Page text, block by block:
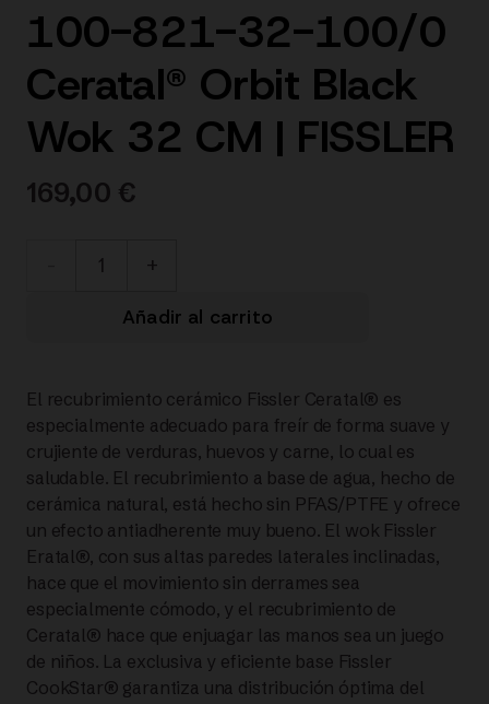
100-821-32-100/0
Ceratal® Orbit Black
Wok 32 CM | FISSLER
169,00 €
100/0
Ceratal®
Orbit
Black
Wok
32
Añadir al carrito
El recubrimiento cerámico Fissler Ceratal® es
especialmente adecuado para freír de forma suave y
crujiente de verduras, huevos y carne, lo cual es
saludable. El recubrimiento a base de agua, hecho de
cerámica natural, está hecho sin PFAS/PTFE y ofrece
un efecto antiadherente muy bueno. El wok Fissler
Eratal®, con sus altas paredes laterales inclinadas,
hace que el movimiento sin derrames sea
especialmente cómodo, y el recubrimiento de
Ceratal® hace que enjuagar las manos sea un juego
de niños. La exclusiva y eficiente base Fissler
CookStar® garantiza una distribución óptima del